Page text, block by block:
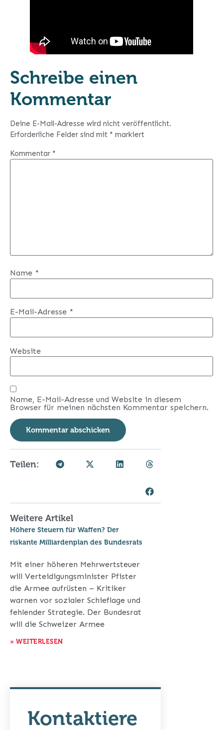
Schreibe einen
Kommentar
Deine E-Mail-Adresse wird nicht veröffentlicht.
Erforderliche Felder sind mit * markiert
Kommentar *
Name *
E-Mail-Adresse *
Website
Name, E-Mail-Adresse und Website in diesem
Browser für meinen nächsten Kommentar speichern.
Teilen:
Weitere Artikel
Höhere Steuern für Waffen? Der
riskante Milliardenplan des Bundesrats
Mit einer höheren Mehrwertsteuer
will Verteidigungsminister Pfister
die Armee aufrüsten – Kritiker
warnen vor sozialer Schieflage und
fehlender Strategie. Der Bundesrat
will die Schweizer Armee
» WEITERLESEN
Kontaktiere